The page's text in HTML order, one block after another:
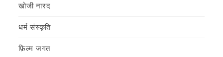
खोजी नारद
धर्म संस्कृति
फ़िल्‍म जगत